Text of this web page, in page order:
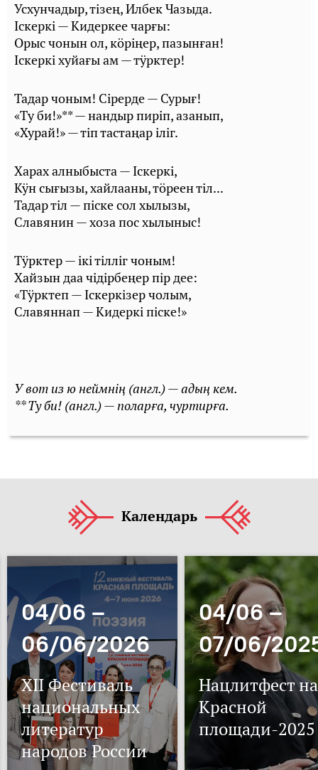
Усхунчадыр, тізең, Илбек Чазыда.
Іскеркі — Кидеркее чарғы:
Орыс чонын ол, кӧріңер, пазынған!
Іскеркі хуйағы ам — тӱрктер!
Тадар чоным! Сірерде — Сурығ!
«Ту би!»** — нандыр пиріп, азанып,
«Хурай!» — тіп тастаңар іліг.
Харах алныбыста — Іскеркі,
Кӱн сығызы, хайлааны, тӧреен тіл...
Тадар тіл — піске сол хылызы,
Славянин — хоза пос хылыныс!
Тӱрктер — ікі тілліг чоным!
Хайзын даа чідірбеңер пір дее:
«Тӱрктеп — Іскеркізер чолым,
Славяннап — Кидеркі піске!»
У вот из ю неймнің (англ.) — адың кем.
** Ту би! (англ.) — поларға, чуртирға.
Календарь
04/06 –
06/06/2026
XII Фестиваль
национальных
литератур
народов России
04/06 –
07/06/
Нацлитфест на
Красной
площади-2025